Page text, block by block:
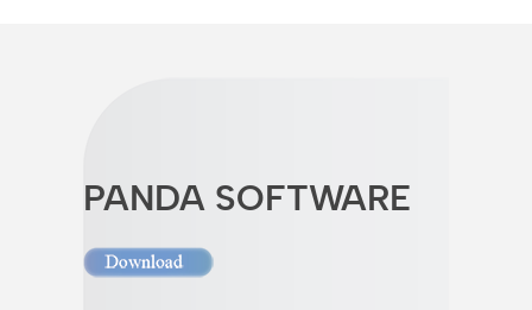
PANDA SOFTWARE